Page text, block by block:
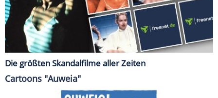
Die größten Skandalfilme aller Zeiten
Cartoons "Auweia"